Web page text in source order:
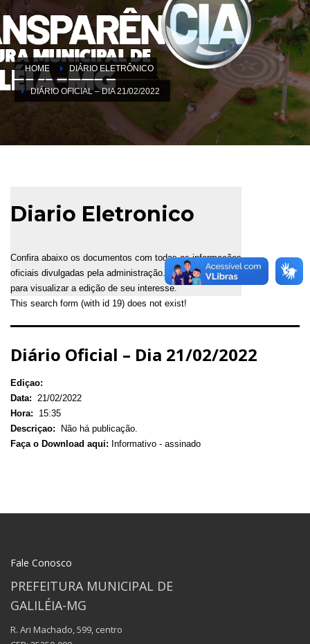
HOME DIÁRIO ELETRÔNICO
DIÁRIO OFICIAL – DIA 21/02/2022
Diario Eletronico
Confira abaixo os documentos com todas as informações
oficiais divulgadas pela administração. Selecione a data
para visualizar a edição de seu interesse.
This search form (with id 19) does not exist!
Diário Oficial – Dia 21/02/2022
Ediçao:
Data:
21/02/2022
Hora:
15:35
Descriçao:
Não há publicação.
Faça o Download aqui: Informativo - assinado
Fale Conosco
PREFEITURA MUNICIPAL DE
GALILÉIA-MG
R. Ari Machado, 599, centro